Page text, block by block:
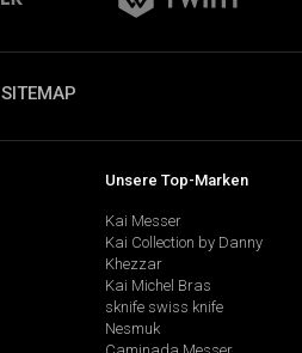
SITEMAP
Unsere Top-Marken
Kai Messer
Kai Collection by Danny
Khezzar
Kai Michel Bras
sknife swiss knife
Nesmuk